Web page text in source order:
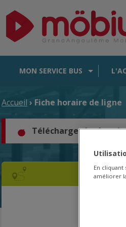
MON SERVICE BUS
Accueil › Fiche horaire de ligne
Téléchargez les
En
améliorer